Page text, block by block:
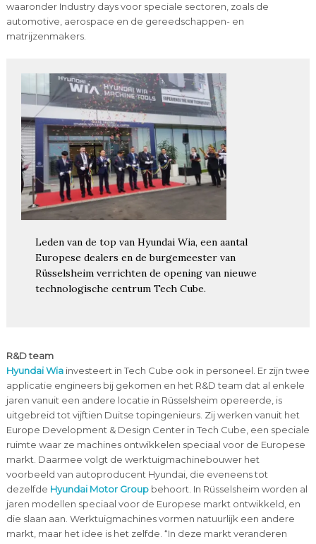
waaronder Industry days voor speciale sectoren, zoals de
automotive, aerospace en de gereedschappen- en
matrijzenmakers.
Leden van de top van Hyundai Wia, een aantal
Europese dealers en de burgemeester van
Rüsselsheim verrichten de opening van nieuwe
technologische centrum Tech Cube.
R&D team
Hyundai Wiainvesteert in Tech Cube ook in personeel. Er zijn twee
applicatie engineers bij gekomen en het R&D team dat al enkele
jaren vanuit een andere locatie in Rüsselsheim opereerde, is
uitgebreid tot vijftien Duitse topingenieurs. Zij werken vanuit het
Europe Development & Design Center in Tech Cube, een speciale
ruimte waar ze machines ontwikkelen speciaal voor de Europese
markt. Daarmee volgt de werktuigmachinebouwer het
voorbeeld van autoproducent Hyundai, die eveneens tot
dezelfde Hyundai Motor Groupbehoort. In Rüsselsheim worden al
jaren modellen speciaal voor de Europese markt ontwikkeld, en
die slaan aan. Werktuigmachines vormen natuurlijk een andere
markt, maar het idee is het zelfde. “In deze markt veranderen